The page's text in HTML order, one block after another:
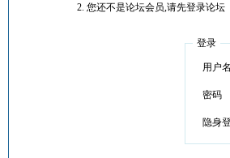
您还不是论坛会员,请先登录论坛
登录
用户名
密码
隐身